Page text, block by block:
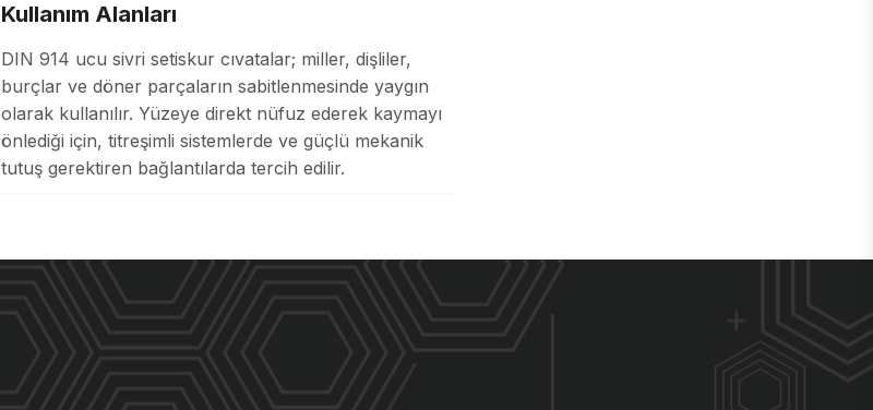
Kullanım Alanları
DIN 914 ucu sivri setiskur cıvatalar; miller, dişliler,
burçlar ve döner parçaların sabitlenmesinde yaygın
olarak kullanılır. Yüzeye direkt nüfuz ederek kaymayı
önlediği için, titreşimli sistemlerde ve güçlü mekanik
tutuş gerektiren bağlantılarda tercih edilir.